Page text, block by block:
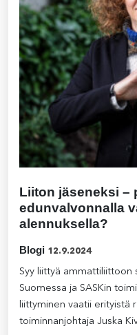
Liiton jäseneksi –
edunvalvonnalla
alennuksella?
Blogi 12.9.2024
Syy liittyä ammattiliittoon
Suomessa ja SASKin
liittyminen vaatii erityistä
toiminnanjohtaja Juska